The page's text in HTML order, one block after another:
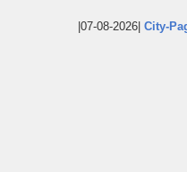
|07-08-2026| City-